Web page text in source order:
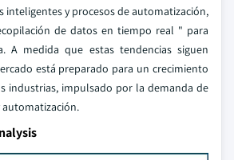
inteligentes y procesos de automatización,
de datos en tiempo real " para
A medida que estas tendencias siguen
está preparado para un crecimiento
industrias, impulsado por la demanda de
automatización.